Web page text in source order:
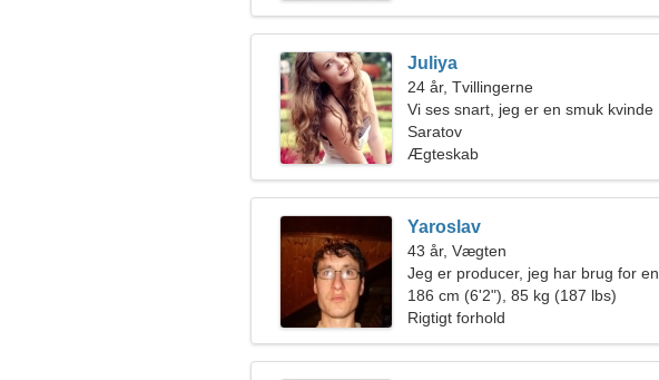
Juliya
24 år, Tvillingerne
Vi ses snart, jeg er en smuk kvinde
Saratov
Ægteskab
Yaroslav
43 år, Vægten
Jeg er producer, jeg har brug for en
ekstraordinær kvinde
186 cm (6'2"), 85 kg (187 lbs)
Rigtigt forhold